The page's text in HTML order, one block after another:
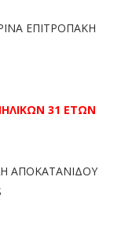
ΕΠΙΤΡΟΠΑΚΗ
31 ΕΤΩΝ
ΑΠΟΚΑΤΑΝΙΔΟΥ